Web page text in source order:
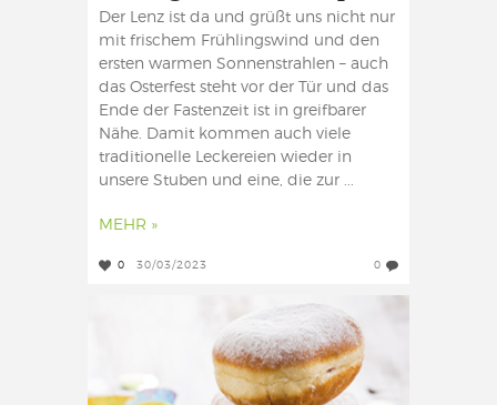
Der Lenz ist da und grüßt uns nicht nur
mit frischem Frühlingswind und den
ersten warmen Sonnenstrahlen – auch
das Osterfest steht vor der Tür und das
Ende der Fastenzeit ist in greifbarer
Nähe. Damit kommen auch viele
traditionelle Leckereien wieder in
unsere Stuben und eine, die zur ...
MEHR »
0 30/03/2023 0